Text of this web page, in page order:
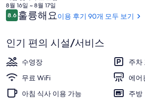
리
발코니 전망
격
은
₩80,865
8월 16일 ~ 8월 17일
이
용
기
8.610점 만점 중 8.6점.
훌륭해요이용 후기 90개 모두 보기
인기 편의 시설/서비스
수영장
주차
무료 WiFi
에어
아침 식사 이용 가능
주방